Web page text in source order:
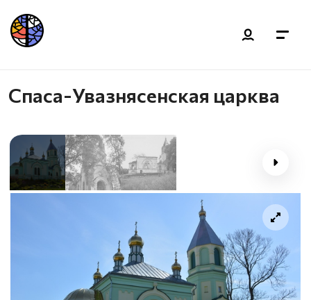
Спаса-Увазнясенская царква